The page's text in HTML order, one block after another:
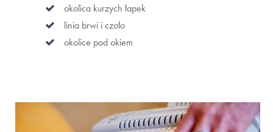
okolica kurzych łapek
linia brwi i czoło
okolice pod okiem